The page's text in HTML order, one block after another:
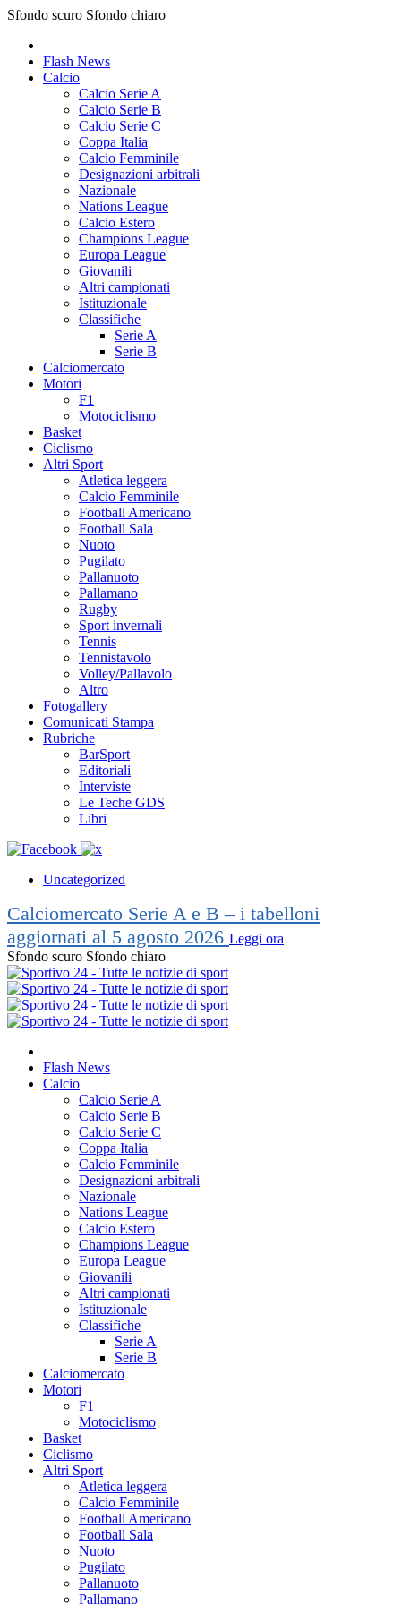
Sfondo scuro Sfondo chiaro
Flash News
Calcio
Calcio Serie A
Calcio Serie B
Calcio Serie C
Coppa Italia
Calcio Femminile
Designazioni arbitrali
Nazionale
Nations League
Calcio Estero
Champions League
Europa League
Giovanili
Altri campionati
Istituzionale
Classifiche
Serie A
Serie B
Calciomercato
Motori
F1
Motociclismo
Basket
Ciclismo
Altri Sport
Atletica leggera
Calcio Femminile
Football Americano
Football Sala
Nuoto
Pugilato
Pallanuoto
Pallamano
Rugby
Sport invernali
Tennis
Tennistavolo
Volley/Pallavolo
Altro
Fotogallery
Comunicati Stampa
Rubriche
BarSport
Editoriali
Interviste
Le Teche GDS
Libri
Uncategorized
Calciomercato Serie A e B – i tabelloni
aggiornati al 5 agosto 2026 Leggi ora
Sfondo scuro Sfondo chiaro
Flash News
Calcio
Calcio Serie A
Calcio Serie B
Calcio Serie C
Coppa Italia
Calcio Femminile
Designazioni arbitrali
Nazionale
Nations League
Calcio Estero
Champions League
Europa League
Giovanili
Altri campionati
Istituzionale
Classifiche
Serie A
Serie B
Calciomercato
Motori
F1
Motociclismo
Basket
Ciclismo
Altri Sport
Atletica leggera
Calcio Femminile
Football Americano
Football Sala
Nuoto
Pugilato
Pallanuoto
Pallamano